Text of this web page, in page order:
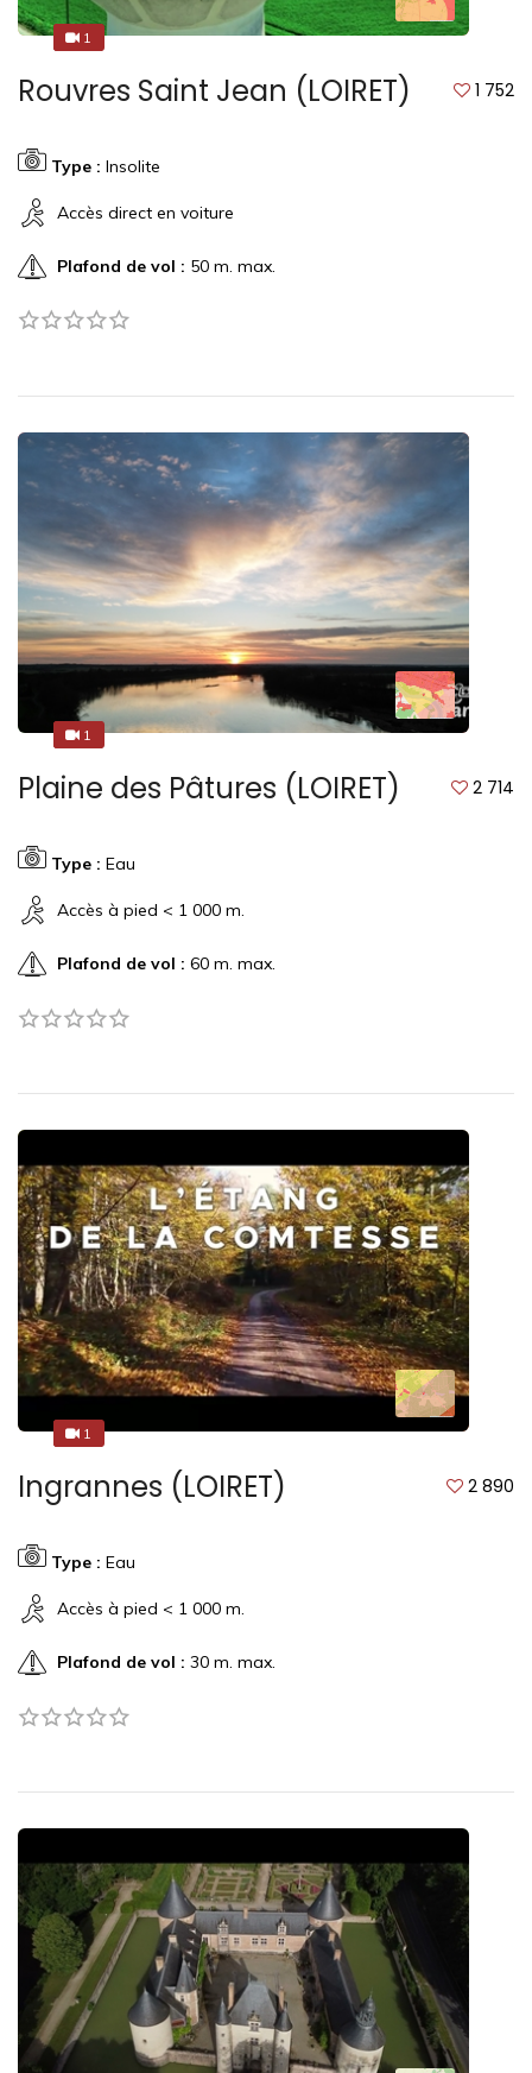
11
Rouvres Saint Jean (LOIRET) 1 752
Type : Insolite
Accès direct en voiture
Plafond de vol : 50 m. max.
1
1
Plaine des Pâtures (LOIRET) 2 714
Type : Eau
Accès à pied < 1 000 m.
Plafond de vol : 60 m. max.
1
1
Ingrannes (LOIRET) 2 890
Type : Eau
Accès à pied < 1 000 m.
Plafond de vol : 30 m. max.